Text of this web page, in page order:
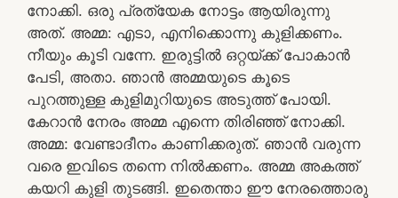
നോക്കി. ഒരു പ്രത്യേക നോട്ടം ആയിരുന്നു
അത്. അമ്മ: എടാ, എനിക്കൊന്നു കുളിക്കണം.
നീയും കൂടി വന്നേ. ഇരുട്ടിൽ ഒറ്റയ്ക്ക് പോകാൻ
പേടി, അതാ. ഞാൻ അമ്മയുടെ കൂടെ
പുറത്തുള്ള കുളിമുറിയുടെ അടുത്ത് പോയി.
കേറാൻ നേരം അമ്മ എന്നെ തിരിഞ്ഞ് നോക്കി.
അമ്മ: വേണ്ടാദീനം കാണിക്കരുത്. ഞാൻ വരുന്ന
വരെ ഇവിടെ തന്നെ നിൽക്കണം. അമ്മ അകത്ത്
കയറി കുളി തുടങ്ങി. ഇതെന്താ ഈ നേരത്തൊരു